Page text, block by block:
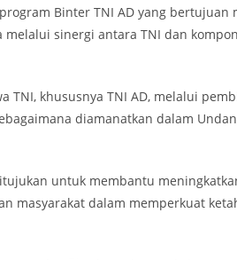
Binter TNI AD yang
sinergi antara TNI dan
TNI, khususnya TNI AD, melalui
diamanatkan dalam
untuk membantu
masyarakat dalam memperkuat